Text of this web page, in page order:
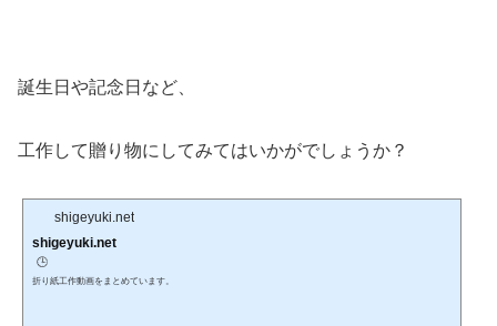
誕生日や記念日など、
工作して贈り物にしてみてはいかがでしょうか？
shigeyuki.net
shigeyuki.net
🕒️
折り紙工作動画をまとめています。